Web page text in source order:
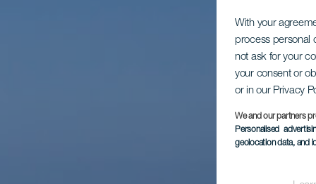
With your
process personal
not ask for your
your consent or
or in our Privacy
We and our partners
Personalised
geolocation data, and